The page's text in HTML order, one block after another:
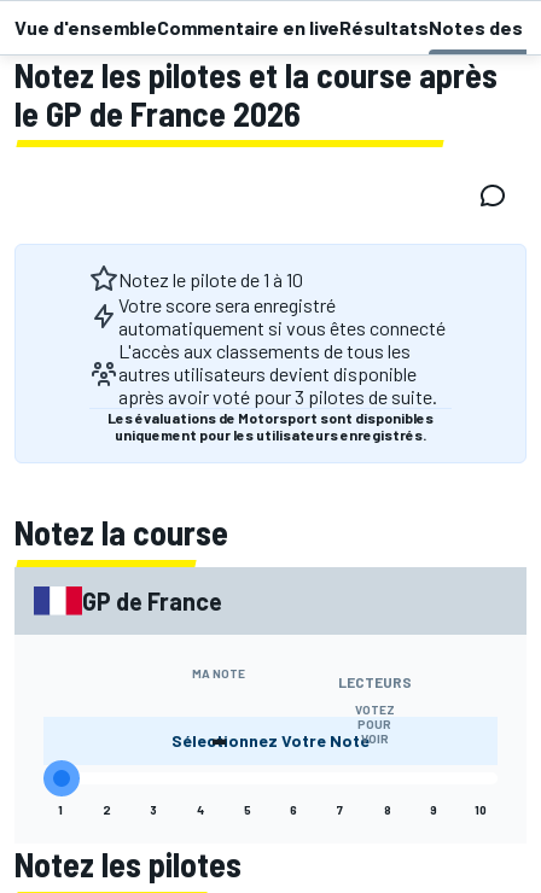
Vue d'ensembleCommentaire en liveRésultatsNotes des
Notez les pilotes et la course après
le GP de France 2026
Notez le pilote de 1 à 10
Votre score sera enregistré
automatiquement si vous êtes connecté
L'accès aux classements de tous les
autres utilisateurs devient disponible
après avoir voté pour 3 pilotes de suite.
Les évaluations de Motorsport sont disponibles
uniquement pour les utilisateurs enregistrés.
Notez la course
GP de France
MA NOTE
-
LECTEURS
VOTEZ
POUR
VOIR
Sélectionnez Votre Note
1 2 3 4 5 6 7 8 9 10
Notez les pilotes